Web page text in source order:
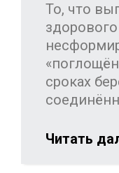
То, что
сроках
Читать